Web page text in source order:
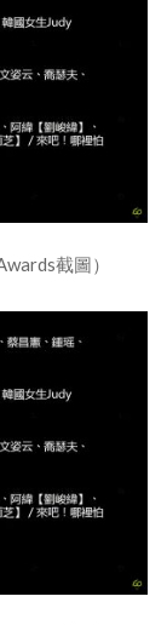
截圖）